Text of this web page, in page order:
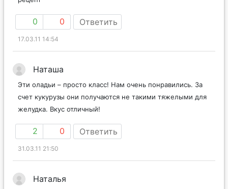
0 0 Ответить
17.03.11 14:54
Наташа
Эти оладьи – просто класс! Нам очень понравились. За
счет кукурузы они получаются не такими тяжелыми для
желудка. Вкус отличный!
2 0 Ответить
31.03.11 21:50
Наталья